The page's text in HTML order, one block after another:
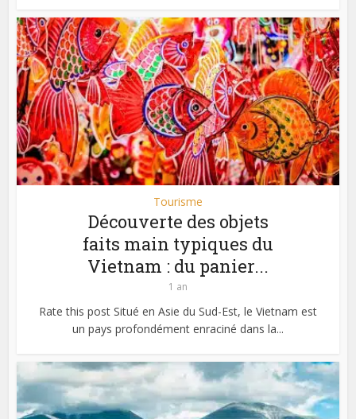
Tourisme
Découverte des objets
faits main typiques du
Vietnam : du panier...
1 an
Rate this post Situé en Asie du Sud-Est, le Vietnam est
un pays profondément enraciné dans la...